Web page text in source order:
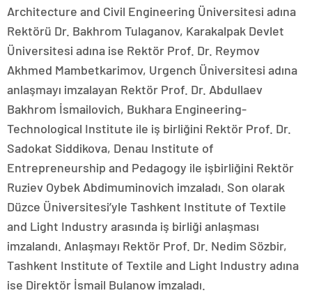
Architecture and Civil Engineering Üniversitesi adına
Rektörü Dr. Bakhrom Tulaganov, Karakalpak Devlet
Üniversitesi adına ise Rektör Prof. Dr. Reymov
Akhmed Mambetkarimov, Urgench Üniversitesi adına
anlaşmayı imzalayan Rektör Prof. Dr. Abdullaev
Bakhrom İsmailovich, Bukhara Engineering-
Technological Institute ile iş birliğini Rektör Prof. Dr.
Sadokat Siddikova, Denau Institute of
Entrepreneurship and Pedagogy ile işbirliğini Rektör
Ruziev Oybek Abdimuminovich imzaladı. Son olarak
Düzce Üniversitesi’yle Tashkent Institute of Textile
and Light Industry arasında iş birliği anlaşması
imzalandı. Anlaşmayı Rektör Prof. Dr. Nedim Sözbir,
Tashkent Institute of Textile and Light Industry adına
ise Direktör İsmail Bulanow imzaladı.